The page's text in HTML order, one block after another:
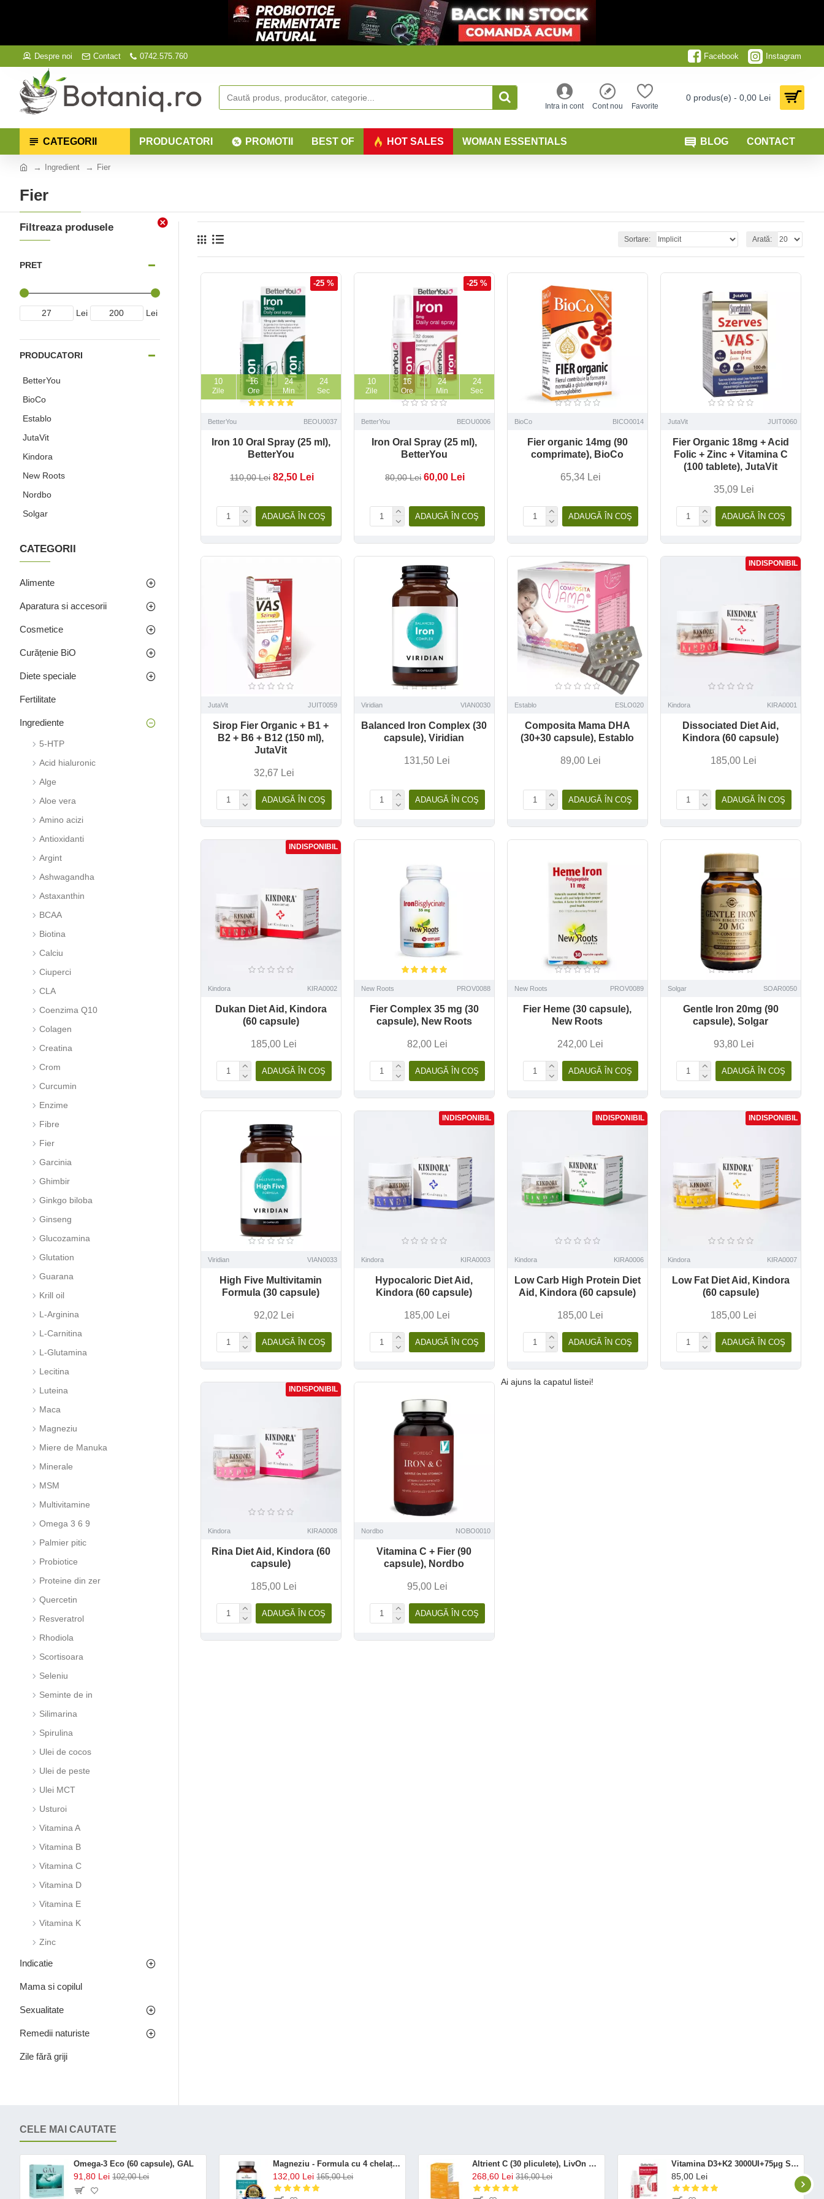
Despre noi Contact 0742.575.760 Facebook Instagram
Intra in cont Cont nou Favorite
0 produs(e) - 0,00 Lei
CATEGORII PRODUCATORI PROMOTII BEST OF HOT SALES WOMAN ESSENTIALS BLOG CONTACT
Ingredient Fier
Fier
Filtreaza produsele
PRET
Lei Lei
PRODUCATORI
BetterYou
BioCo
Establo
JutaVit
Kindora
New Roots
Nordbo
Solgar
CATEGORII
Alimente
Aparatura si accesorii
Cosmetice
Curățenie BiO
Diete speciale
Fertilitate
Ingrediente
5-HTP
Acid hialuronic
Alge
Aloe vera
Amino acizi
Antioxidanti
Argint
Ashwagandha
Astaxanthin
BCAA
Biotina
Calciu
Ciuperci
CLA
Coenzima Q10
Colagen
Creatina
Crom
Curcumin
Enzime
Fibre
Fier
Garcinia
Ghimbir
Ginkgo biloba
Ginseng
Glucozamina
Glutation
Guarana
Krill oil
L-Arginina
L-Carnitina
L-Glutamina
Lecitina
Luteina
Maca
Magneziu
Miere de Manuka
Minerale
MSM
Multivitamine
Omega 3 6 9
Palmier pitic
Probiotice
Proteine din zer
Quercetin
Resveratrol
Rhodiola
Scortisoara
Seleniu
Seminte de in
Silimarina
Spirulina
Ulei de cocos
Ulei de peste
Ulei MCT
Usturoi
Vitamina A
Vitamina B
Vitamina C
Vitamina D
Vitamina E
Vitamina K
Zinc
Indicatie
Mama si copilul
Sexualitate
Remedii naturiste
Zile fără griji
Sortare: Arată:
-25 %
10
Zile
16
Ore
24
Min
23
Sec
BetterYou BEOU0037
Iron 10 Oral Spray (25 ml),
BetterYou
110,00 Lei 82,50 Lei
ADAUGĂ ÎN COŞ
-25 %
10
Zile
16
Ore
24
Min
23
Sec
BetterYou BEOU0006
Iron Oral Spray (25 ml),
BetterYou
80,00 Lei 60,00 Lei
ADAUGĂ ÎN COŞ
BioCo BICO0014
Fier organic 14mg (90
comprimate), BioCo
65,34 Lei
ADAUGĂ ÎN COŞ
JutaVit JUIT0060
Fier Organic 18mg + Acid
Folic + Zinc + Vitamina C
(100 tablete), JutaVit
35,09 Lei
ADAUGĂ ÎN COŞ
JutaVit JUIT0059
Sirop Fier Organic + B1 +
B2 + B6 + B12 (150 ml),
JutaVit
32,67 Lei
ADAUGĂ ÎN COŞ
Viridian VIAN0030
Balanced Iron Complex (30
capsule), Viridian
131,50 Lei
ADAUGĂ ÎN COŞ
Establo ESLO020
Composita Mama DHA
(30+30 capsule), Establo
89,00 Lei
ADAUGĂ ÎN COŞ
INDISPONIBIL
Kindora KIRA0001
Dissociated Diet Aid,
Kindora (60 capsule)
185,00 Lei
ADAUGĂ ÎN COŞ
INDISPONIBIL
Kindora KIRA0002
Dukan Diet Aid, Kindora
(60 capsule)
185,00 Lei
ADAUGĂ ÎN COŞ
New Roots PROV0088
Fier Complex 35 mg (30
capsule), New Roots
82,00 Lei
ADAUGĂ ÎN COŞ
New Roots PROV0089
Fier Heme (30 capsule),
New Roots
242,00 Lei
ADAUGĂ ÎN COŞ
Solgar SOAR0050
Gentle Iron 20mg (90
capsule), Solgar
93,80 Lei
ADAUGĂ ÎN COŞ
Viridian VIAN0033
High Five Multivitamin
Formula (30 capsule)
92,02 Lei
ADAUGĂ ÎN COŞ
INDISPONIBIL
Kindora KIRA0003
Hypocaloric Diet Aid,
Kindora (60 capsule)
185,00 Lei
ADAUGĂ ÎN COŞ
INDISPONIBIL
Kindora KIRA0006
Low Carb High Protein Diet
Aid, Kindora (60 capsule)
185,00 Lei
ADAUGĂ ÎN COŞ
INDISPONIBIL
Kindora KIRA0007
Low Fat Diet Aid, Kindora
(60 capsule)
185,00 Lei
ADAUGĂ ÎN COŞ
INDISPONIBIL
Kindora KIRA0008
Rina Diet Aid, Kindora (60
capsule)
185,00 Lei
ADAUGĂ ÎN COŞ
Nordbo NOBO0010
Vitamina C + Fier (90
capsule), Nordbo
95,00 Lei
ADAUGĂ ÎN COŞ
Ai ajuns la capatul listei!
CELE MAI CAUTATE
Omega-3 Eco (60 capsule), GAL
91,80 Lei 102,00 Lei
Magneziu - Formula cu 4 chelați (120 capsule), Neutrient
132,00 Lei 165,00 Lei
Altrient C (30 pliculete), LivOn Labs
268,60 Lei 316,00 Lei
Vitamina D3+K2 3000UI+75μg Spray Oral (12 ml), BetterYou
85,00 Lei